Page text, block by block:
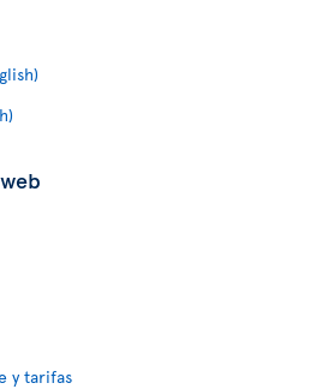
y tarifas